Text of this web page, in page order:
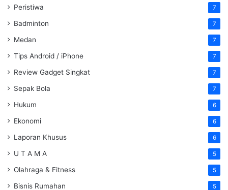
Peristiwa 7
Badminton 7
Medan 7
Tips Android / iPhone 7
Review Gadget Singkat 7
Sepak Bola 7
Hukum 6
Ekonomi 6
Laporan Khusus 6
U T A M A 5
Olahraga & Fitness 5
Bisnis Rumahan 5